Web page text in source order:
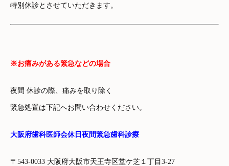
特別休診とさせていただきます。
※お痛みがある緊急などの場合
夜間 休診の際、痛みを取り除く
緊急処置は下記へお問い合わせください。
大阪府歯科医師会休日夜間緊急歯科診療
〒543-0033 大阪府大阪市天王寺区堂ケ芝１丁目3-27